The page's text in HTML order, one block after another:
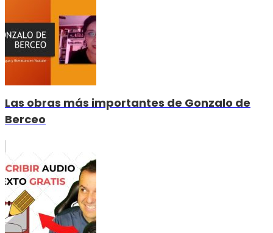
Las obras más importantes de Gonzalo de
Berceo